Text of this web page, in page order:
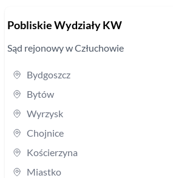
Pobliskie Wydziały KW
Sąd rejonowyw Człuchowie
Bydgoszcz
Bytów
Wyrzysk
Chojnice
Kościerzyna
Miastko